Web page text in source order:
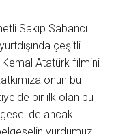
Sakıp Sabancı
çeşitli
Atatürk filmini
onun bu
bir ilk olan bu
de ancak